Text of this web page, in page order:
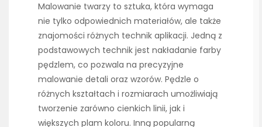
Malowanie twarzy to sztuka, która wymaga
nie tylko odpowiednich materiałów, ale także
znajomości różnych technik aplikacji. Jedną z
podstawowych technik jest nakładanie farby
pędzlem, co pozwala na precyzyjne
malowanie detali oraz wzorów. Pędzle o
różnych kształtach i rozmiarach umożliwiają
tworzenie zarówno cienkich linii, jak i
większych plam koloru. Inną popularną